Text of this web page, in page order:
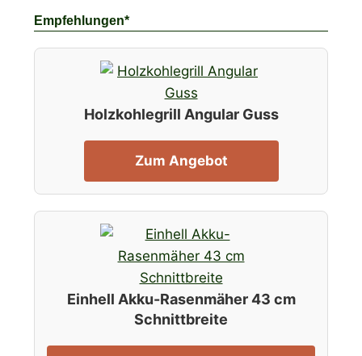
Empfehlungen*
Holzkohlegrill Angular Guss
Zum Angebot
Einhell Akku-Rasenmäher 43 cm
Schnittbreite